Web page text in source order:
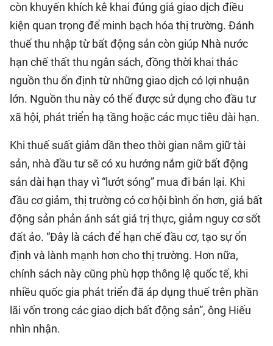
còn khuyến khích kê khai đúng giá giao dịch điều
kiện quan trọng để minh bạch hóa thị trường. Đánh
thuế thu nhập từ bất động sản còn giúp Nhà nước
hạn chế thất thu ngân sách, đồng thời khai thác
nguồn thu ổn định từ những giao dịch có lợi nhuận
lớn. Nguồn thu này có thể được sử dụng cho đầu tư
xã hội, phát triển hạ tầng hoặc các mục tiêu dài hạn.
Khi thuế suất giảm dần theo thời gian nắm giữ tài
sản, nhà đầu tư sẽ có xu hướng nắm giữ bất động
sản dài hạn thay vì “lướt sóng” mua đi bán lại. Khi
đầu cơ giảm, thị trường có cơ hội bình ổn hơn, giá bất
động sản phản ánh sát giá trị thực, giảm nguy cơ sốt
đất ảo. “Đây là cách để hạn chế đầu cơ, tạo sự ổn
định và lành mạnh hơn cho thị trường. Hơn nữa,
chính sách này cũng phù hợp thông lệ quốc tế, khi
nhiều quốc gia phát triển đã áp dụng thuế trên phần
lãi vốn trong các giao dịch bất động sản”, ông Hiếu
nhìn nhận.